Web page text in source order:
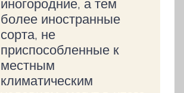
иногородние, а тем
более иностранные
сорта, не
приспособленные к
местным
климатическим